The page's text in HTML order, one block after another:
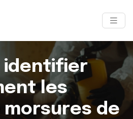
identifier
les
de